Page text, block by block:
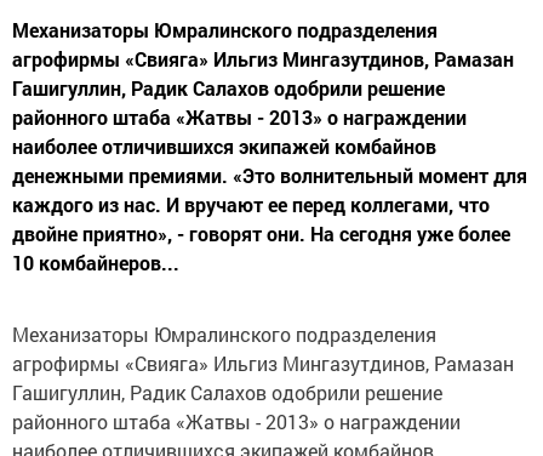
Механизаторы Юмралинского подразделения
агрофирмы «Свияга» Ильгиз Мингазутдинов, Рамазан
Гашигуллин, Радик Салахов одобрили решение
районного штаба «Жатвы - 2013» о награждении
наиболее отличившихся экипажей комбайнов
денежными премиями. «Это волнительный момент для
каждого из нас. И вручают ее перед коллегами, что
двойне приятно», - говорят они. На сегодня уже более
10 комбайнеров...
Механизаторы Юмралинского подразделения
агрофирмы «Свияга» Ильгиз Мингазутдинов, Рамазан
Гашигуллин, Радик Салахов одобрили решение
районного штаба «Жатвы - 2013» о награждении
наиболее отличившихся экипажей комбайнов